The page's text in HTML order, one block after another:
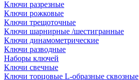
Ключи разрезные
Ключи рожковые
Ключи трещоточные
Ключи шарнирные /шестигранные
Ключи динамометрические
Ключи разводные
Наборы ключей
Ключи свечные
Ключи торцовые L-образные сквозные